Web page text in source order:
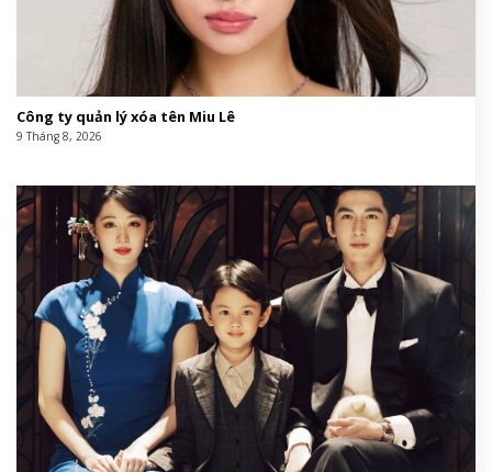
Công ty quản lý xóa tên Miu Lê
9 Tháng 8, 2026